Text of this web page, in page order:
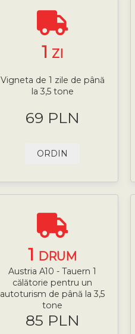
1 ZI
Vigneta de 1 zile de până
la 3,5 tone
69 PLN
ORDIN
1 DRUM
Austria A10 - Tauern 1
călătorie pentru un
autoturism de până la 3,5
tone
85 PLN